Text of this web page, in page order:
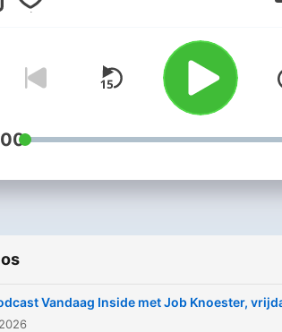
momenten.
meest
je om de
is elke
te zien op
Vandaag Inside met Job Knoester,